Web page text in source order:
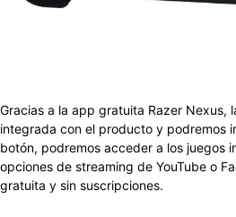
Gracias a la app gratuita Razer Nexus,
integrada con el producto y podremos
botón, podremos acceder a los juegos
opciones de streaming de YouTube o
gratuita y sin suscripciones.